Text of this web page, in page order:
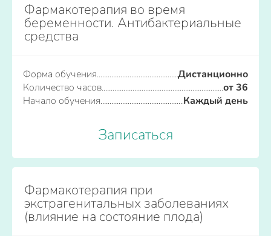
Фармакотерапия во время
беременности. Антибактериальные
средства
Форма обучения
Дистанционно
Количество часов
от 36
Начало обучения
Каждый день
Записаться
Фармакотерапия при
экстрагенитальных заболеваниях
(влияние на состояние плода)